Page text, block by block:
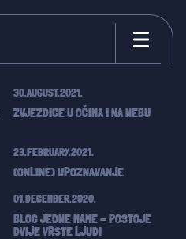
30.AUGUST.2021.
ZVJEZDICE U OČIMA I NA NEBU
23.FEBRUARY.2021.
(ONLINE) UPOZNAVANJE
01.DECEMBER.2020.
BLOG JEDNE MAME - POSTOJE
DVIJE VRSTE LJUDI